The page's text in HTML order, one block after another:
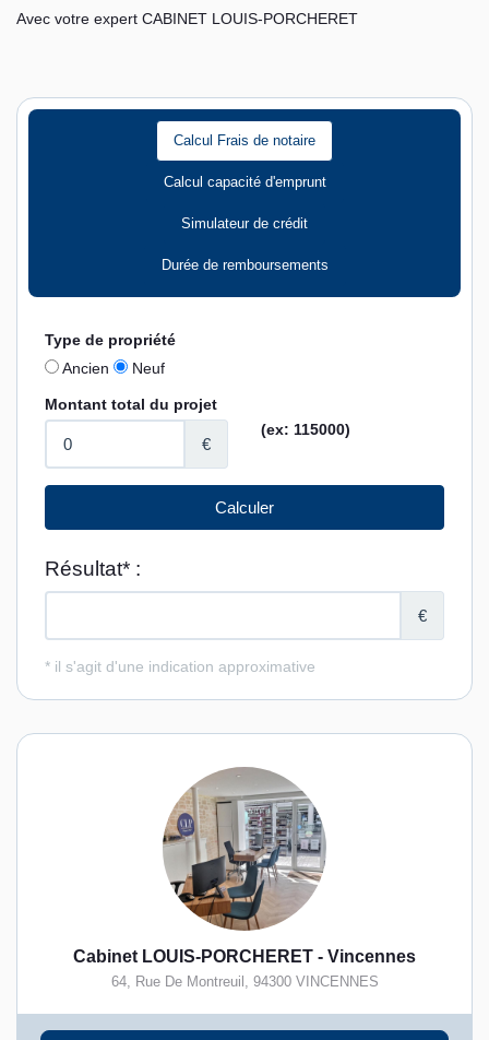
Avec votre expert CABINET LOUIS-PORCHERET
Calcul Frais de notaire
Calcul capacité d'emprunt
Simulateur de crédit
Durée de remboursements
Cabinet LOUIS-PORCHERET - Vincennes
64, Rue De Montreuil , 94300 VINCENNES